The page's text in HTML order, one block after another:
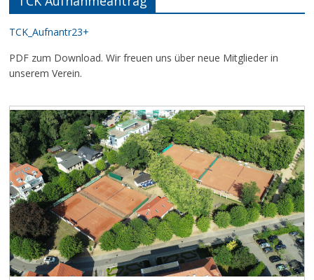
TCK_Aufnantr23+
PDF zum Download. Wir freuen uns über neue Mitglieder in
unserem Verein.